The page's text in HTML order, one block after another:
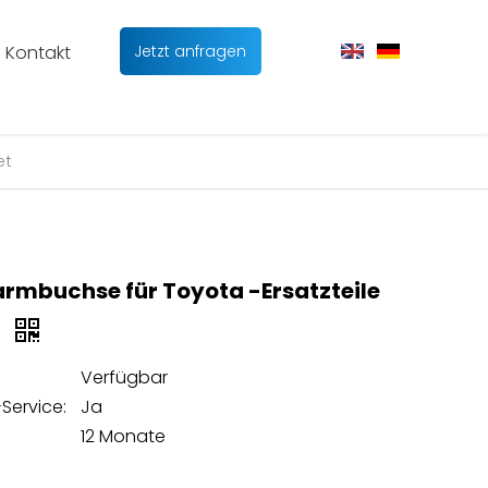
Kontakt Jetzt anfragen
für Toyota -Ersatzteile
Verfügbar
Ja
12 Monate